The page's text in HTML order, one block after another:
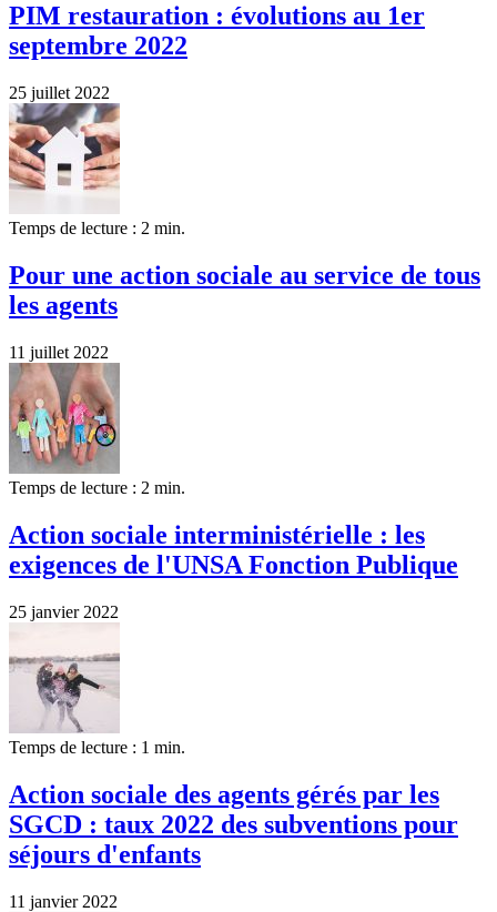
PIM restauration : évolutions au 1er
septembre 2022
25 juillet 2022
Temps de lecture : 2 min.
Pour une action sociale au service de tous
les agents
11 juillet 2022
Temps de lecture : 2 min.
Action sociale interministérielle : les
exigences de l'UNSA Fonction Publique
25 janvier 2022
Temps de lecture : 1 min.
Action sociale des agents gérés par les
SGCD : taux 2022 des subventions pour
séjours d'enfants
11 janvier 2022